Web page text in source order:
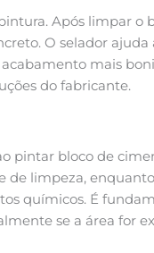
Após limpar o
O selador
mais
do fabricante.
pintar bloco de
de limpeza,
químicos. É
se a área for